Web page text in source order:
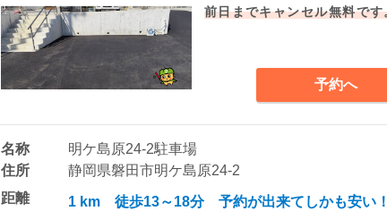
前日までキャンセル無料です
予約へ
名称
明ケ島原24-2駐車場
住所
静岡県磐田市明ケ島原24-2
距離
1 km 徒歩13～18分 予約が出来てしかも安い！